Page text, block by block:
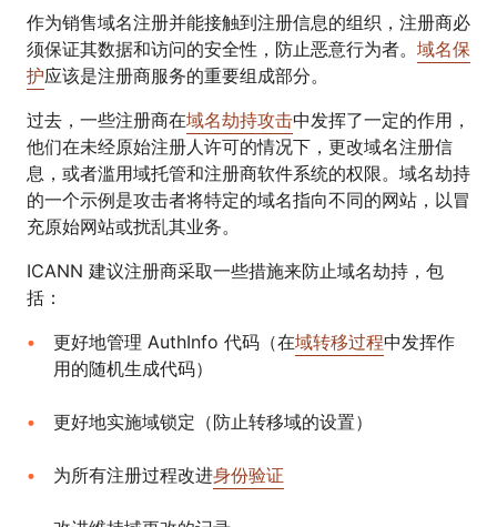
作为销售域名注册并能接触到注册信息的组织，注册商必
须保证其数据和访问的安全性，防止恶意行为者。 域名保
护应该是注册商服务的重要组成部分。
过去，一些注册商在域名劫持攻击中发挥了一定的作用，
他们在未经原始注册人许可的情况下，更改域名注册信
息，或者滥用域托管和注册商软件系统的权限。域名劫持
的一个示例是攻击者将特定的域名指向不同的网站，以冒
充原始网站或扰乱其业务。
ICANN 建议注册商采取一些措施来防止域名劫持，包
括：
更好地管理 AuthInfo 代码（在域转移过程中发挥作
用的随机生成代码）
更好地实施域锁定（防止转移域的设置）
为所有注册过程改进身份验证